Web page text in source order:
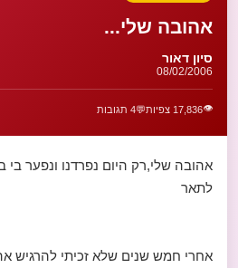
אהובה שלי...
סיון דאור
08/02/2006
👁️17,836 צפיות 💬4 תגובות
אהובה שלי,רק היום נפרדנו ונפער בי
לתאר
אחרי חמש שנים שלא זכיתי להרגיש